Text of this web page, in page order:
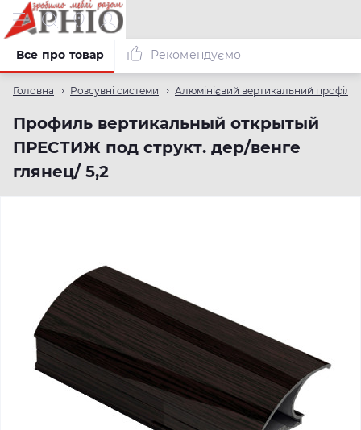
Головна Розсувні системи Алюмінієвий вертикальний профіль
Профиль вертикальный открытый
ПРЕСТИЖ под структ. дер/венге
глянец/ 5,2
Все про товар Рекомендуємо